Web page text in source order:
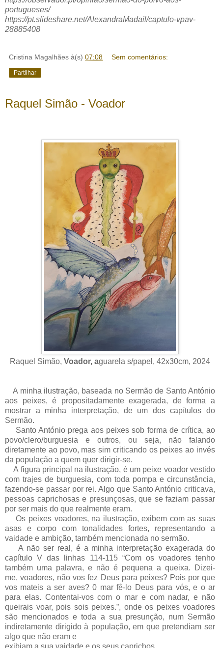
portugueses/
https://pt.slideshare.net/AlexandraMadail/captulo-vpav-
28885408
Cristina Magalhães à(s) 07:08 Sem comentários:
Partilhar
Raquel Simão - Voador
Raquel Simão, Voador, aguarela s/papel, 42x30cm, 2024
A minha ilustração, baseada no Sermão de Santo António
aos peixes, é propositadamente exagerada, de forma a
mostrar a minha interpretação, de um dos capítulos do
Sermão.
Santo António prega aos peixes sob forma de crítica, ao
povo/clero/burguesia e outros, ou seja, não falando
diretamente ao povo, mas sim criticando os peixes ao invés
da população a quem quer dirigir-se.
A figura principal na ilustração, é um peixe voador vestido
com trajes de burguesia, com toda pompa e circunstância,
fazendo-se passar por rei. Algo que Santo António criticava,
pessoas caprichosas e presunçosas, que se faziam passar
por ser mais do que realmente eram.
Os peixes voadores, na ilustração, exibem com as suas
asas e corpo com tonalidades fortes, representando a
vaidade e ambição, também mencionada no sermão.
A não ser real, é a minha interpretação exagerada do
capítulo V das linhas 114-115 “Com os voadores tenho
também uma palavra, e não é pequena a queixa. Dizei-
me, voadores, não vos fez Deus para peixes? Pois por que
vos mateis a ser aves? 0 mar fê-lo Deus para vós, e o ar
para elas. Contentai-vos com o mar e com nadar, e não
queirais voar, pois sois peixes.”, onde os peixes voadores
são mencionados e toda a sua presunção, num Sermão
indiretamente dirigido à população, em que pretendiam ser
algo que não eram e